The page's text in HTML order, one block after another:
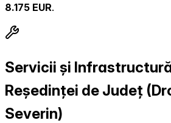
8.175 EUR.
Servicii și
Reședinței de Județ
Severin)